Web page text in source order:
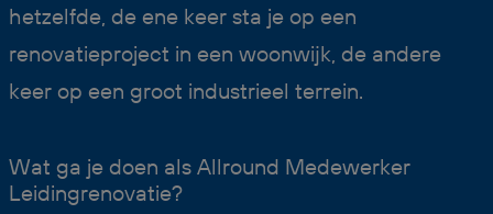
hetzelfde, de ene keer sta je op een
renovatieproject in een woonwijk, de andere
keer op een groot industrieel terrein.
Wat ga je doen als Allround Medewerker
Leidingrenovatie?